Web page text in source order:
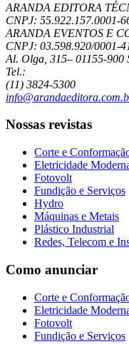
ARANDA EDITORA
CNPJ: 55.922.157.0001-
ARANDA EVENTOS E
CNPJ: 03.598.920/0001-
Al. Olga, 315– 01155-900
Tel.:
(11) 3824-5300
Nossas revistas
Corte e
Eletricidade
Fotovolt
Fundição e Serviços
Hydro
Máquinas e Metais
Plástico Industrial
Redes, Telecom e
Como anunciar
Corte e
Eletricidade
Fotovolt
Fundição e Serviços